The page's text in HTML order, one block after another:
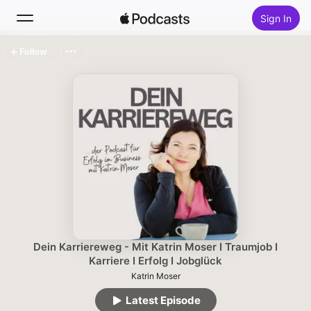
Sign In
Top Charts
Dein Karriereweg - Mit Katrin Moser I Traumjob I
Karriere I Erfolg I Jobglück
Katrin Moser
Latest Episode
Follow